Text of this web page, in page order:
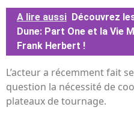
A lire aussi Découvrez
Dune: Part One et la Vie
Frank Herbert !
L’acteur a récemment fait
question la nécessité de
plateaux de tournage.